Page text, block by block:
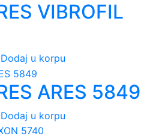
VIBROFIL
Dodaj u korpu
ARES 5849
Dodaj u korpu